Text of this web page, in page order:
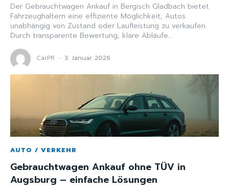
Der Gebrauchtwagen Ankauf in Bergisch Gladbach bietet
Fahrzeughaltern eine effiziente Möglichkeit, Autos
unabhängig von Zustand oder Laufleistung zu verkaufen.
Durch transparente Bewertung, klare Abläufe...
CarPR - 3. Januar 2026
AUTO / VERKEHR
Gebrauchtwagen Ankauf ohne TÜV in
Augsburg – einfache Lösungen